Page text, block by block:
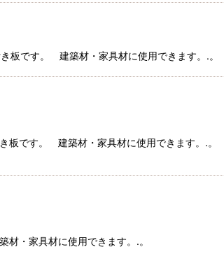
です。 建築材・家具材に使用できます。.。
です。 建築材・家具材に使用できます。.。
・家具材に使用できます。.。